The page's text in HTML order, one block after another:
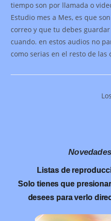
tiempo son por llamada o
Estudio mes a Mes, es que
correo y que tu debes
cuando. en estos audios no
como serias en el resto de las
Novedades
Listas de
Solo tienes que
desees para verlo